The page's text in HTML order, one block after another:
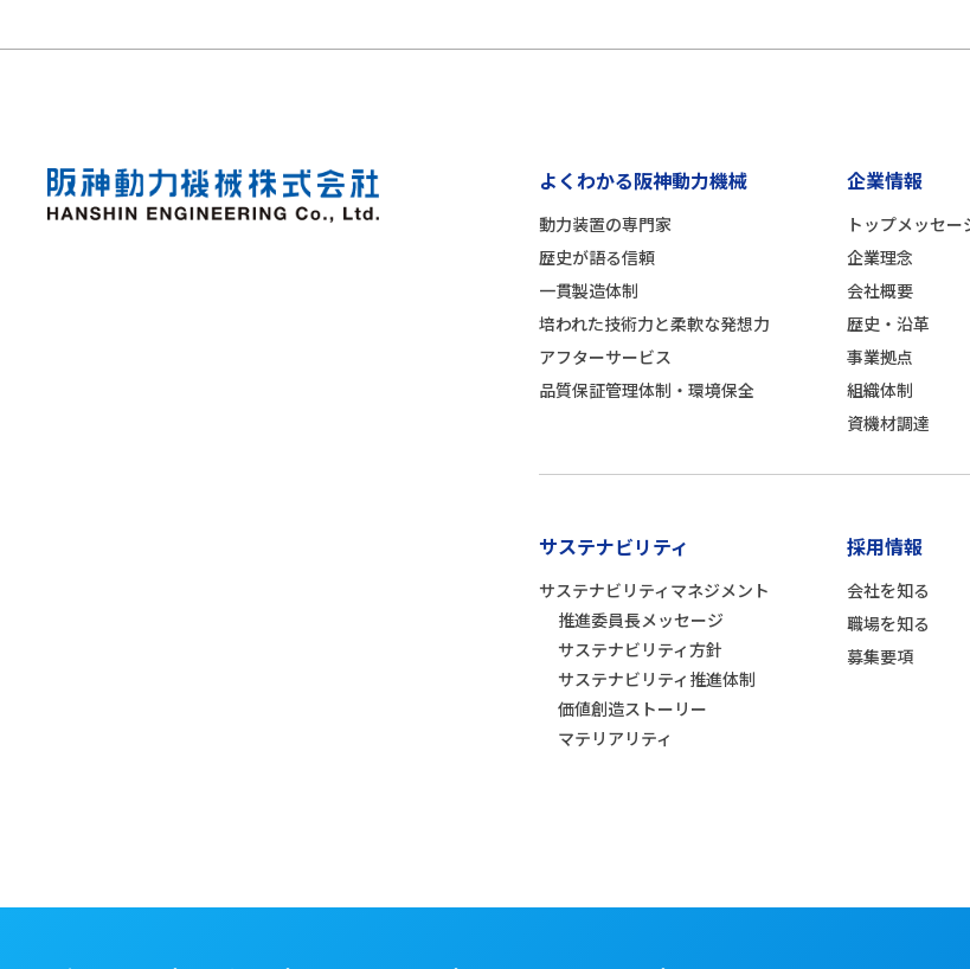
よくわかる阪神動力機械
動力装置の専門家
歴史が語る信頼
一貫製造体制
培われた技術力と柔軟な発想力
アフターサービス
品質保証管理体制・環境保全
企業情報
トップメッセー
企業理念
会社概要
歴史・沿革
事業拠点
組織体制
資機材調達
サステナビリティ
サステナビリティマネジメント
推進委員長メッセージ
サステナビリティ方針
サステナビリティ推進体制
価値創造ストーリー
マテリアリティ
採用情報
会社を知る
職場を知る
募集要項